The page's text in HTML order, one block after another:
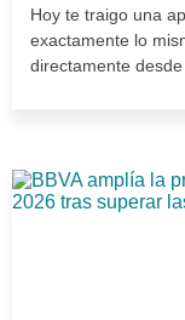
Hoy te traigo una
exactamente lo
directamente desde